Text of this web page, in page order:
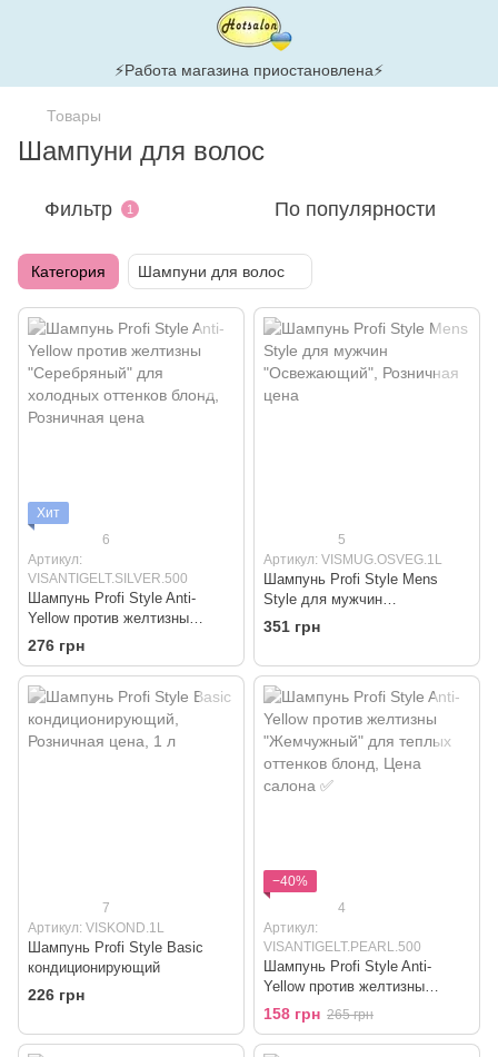
⚡Работа магазина приостановлена⚡
Товары
Шампуни для волос
Фильтр 1 По популярности
Категория Шампуни для волос
Хит
6
Артикул:
VISANTIGELT.SILVER.500
Шампунь Profi Style Anti-
Yellow против желтизны
"Серебряный" для холодных
оттенков блонд
276 грн
5
Артикул: VISMUG.OSVEG.1L
Шампунь Profi Style Mens
Style для мужчин
"Освежающий"
351 грн
7
Артикул: VISKOND.1L
Шампунь Profi Style Basic
кондиционирующий
226 грн
−40%
4
Артикул:
VISANTIGELT.PEARL.500
Шампунь Profi Style Anti-
Yellow против желтизны
"Жемчужный" для теплых
оттенков блонд
158 грн 265 грн